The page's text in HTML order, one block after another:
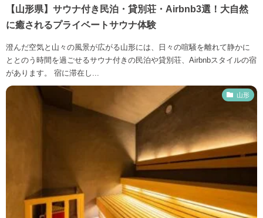
【山形県】サウナ付き民泊・貸別荘・Airbnb3選！大自然
に癒されるプライベートサウナ体験
澄んだ空気と山々の風景が広がる山形には、日々の喧騒を離れて静かに
ととのう時間を過ごせるサウナ付きの民泊や貸別荘、Airbnbスタイルの宿
があります。 宿に滞在し...
山形